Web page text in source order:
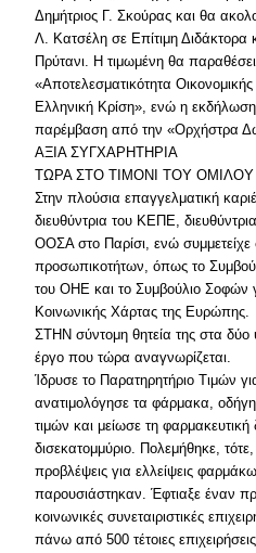
Δημήτριος Γ. Σκούρας και θα
Λ. Κατσέλη σε Επίτιμη Διδάκτορα
Πρύτανι. Η τιμωμένη θα
«Αποτελεσματικότητα
Ελληνική Κρίση», ενώ η
παρέμβαση από την «Ορχήστρα
AΞΙΑ ΣΥΓΧΑΡΗΤΗΡΙΑ
ΤΩΡΑ ΣΤΟ ΤΙΜΟΝΙ ΤΟΥ
Στην πλούσια επαγγελματική
διευθύντρια του ΚΕΠΕ,
ΟΟΣΑ στο Παρίσι, ενώ συμμετείχε
προσωπικοτήτων, όπως το
του ΟΗΕ και το Συμβούλιο Σοφών
Κοινωνικής Χάρτας της Ευρώπης.
ΣΤΗΝ σύντομη θητεία της στα
έργο που τώρα αναγνωρίζεται.
Ίδρυσε το Παρατηρητήριο Τιμών
ανατιμολόγησε τα φάρμακα,
τιμών και μείωσε τη
δισεκατομμύριο. Πολεμήθηκε,
προβλέψεις για ελλείψεις
παρουσιάστηκαν. Έφτιαξε έναν
κοινωνικές συνεταιριστικές
πάνω από 500 τέτοιες